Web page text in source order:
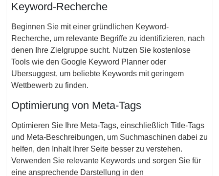
Keyword-Recherche
Beginnen Sie mit einer gründlichen Keyword-
Recherche, um relevante Begriffe zu identifizieren, nach
denen Ihre Zielgruppe sucht. Nutzen Sie kostenlose
Tools wie den Google Keyword Planner oder
Ubersuggest, um beliebte Keywords mit geringem
Wettbewerb zu finden.
Optimierung von Meta-Tags
Optimieren Sie Ihre Meta-Tags, einschließlich Title-Tags
und Meta-Beschreibungen, um Suchmaschinen dabei zu
helfen, den Inhalt Ihrer Seite besser zu verstehen.
Verwenden Sie relevante Keywords und sorgen Sie für
eine ansprechende Darstellung in den